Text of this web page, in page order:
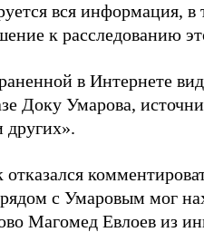
вся информация,
к расследованию
в Интернете
Доку Умарова,
других».
отказался
с Умаровым мог
Магомед Евлоев из